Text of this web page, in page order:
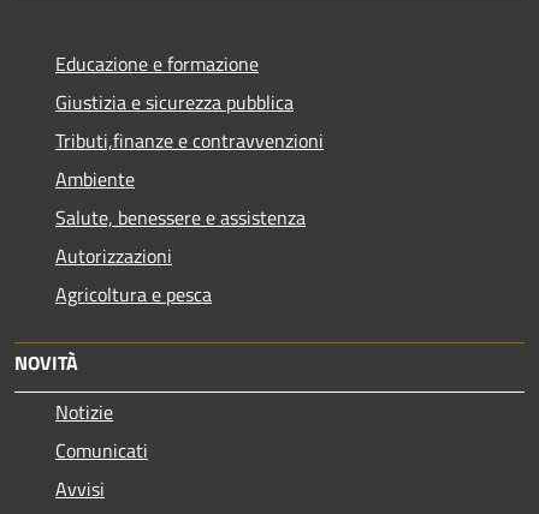
Educazione e formazione
Giustizia e sicurezza pubblica
Tributi,finanze e contravvenzioni
Ambiente
Salute, benessere e assistenza
Autorizzazioni
Agricoltura e pesca
NOVITÀ
Notizie
Comunicati
Avvisi